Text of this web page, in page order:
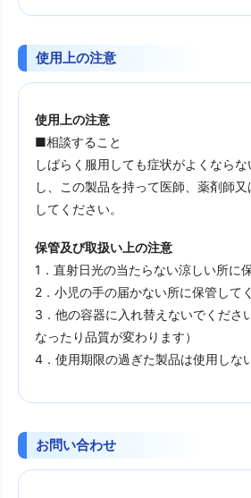
使用上の注意
使用上の注意
■相談すること
しばらく服用しても症状がよくなら
し、この製品を持って医師、薬剤師
してください。
保管及び取扱い上の注意
1．直射日光の当たらない涼しい所に
2．小児の手の届かない所に保管して
3．他の容器に入れ替えないでくださ
なったり品質が変わります）
4．使用期限の過ぎた製品は使用しな
お問い合わせ